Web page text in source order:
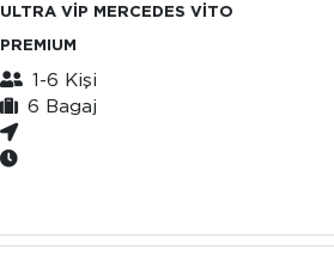
ULTRA VİP MERCEDES VİTO
PREMIUM
1-6 Kişi
6 Bagaj